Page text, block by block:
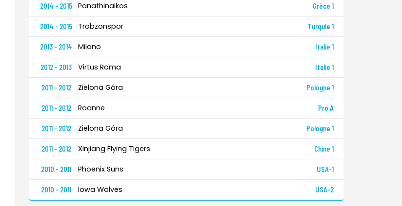
2014 - 2015 Panathinaikos Grèce 1
2014 - 2015 Trabzonspor Turquie 1
2013 - 2014 Milano Italie 1
2012 - 2013 Virtus Roma Italie 1
2011 - 2012 Zielona Góra Pologne 1
2011 - 2012 Roanne Pro A
2011 - 2012 Zielona Góra Pologne 1
2011 - 2012 Xinjiang Flying Tigers Chine 1
2010 - 2011 Phoenix Suns USA-1
2010 - 2011 Iowa Wolves USA-2